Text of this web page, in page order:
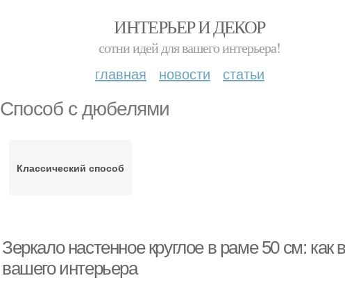
ИНТЕРЬЕР И ДЕКОР
сотни идей для вашего интерьера!
главная новости статьи
Способ с дюбелями
Классический способ
Зеркало настенное круглое в раме 50 см:
вашего интерьера